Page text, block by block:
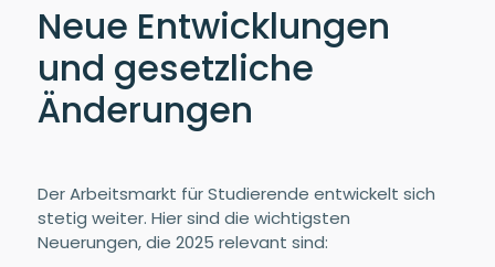
Neue Entwicklungen
und gesetzliche
Änderungen
Der Arbeitsmarkt für Studierende entwickelt sich
stetig weiter. Hier sind die wichtigsten
Neuerungen, die 2025 relevant sind: